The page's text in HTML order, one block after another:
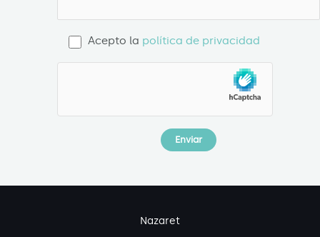
Acepto la política de privacidad
Nazaret